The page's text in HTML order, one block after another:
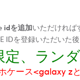
idを追加いただければ
を登録いただいた
定、ラン
ケース<galaxy z